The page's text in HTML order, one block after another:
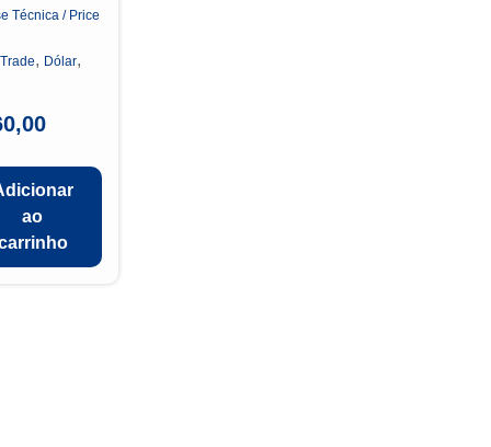
Técnica / Price
, Dólar,
ao